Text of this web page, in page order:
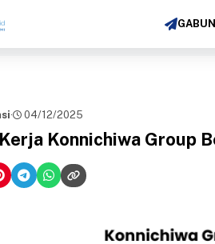
· 04/12/2025
Konnichiwa Group